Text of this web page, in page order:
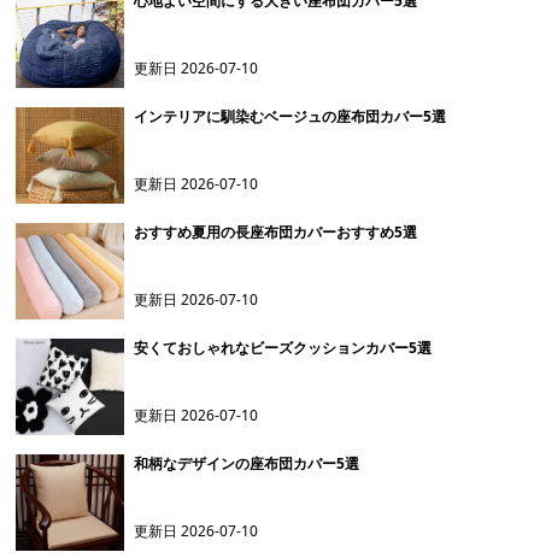
更新日2026-07-10
インテリアに馴染むベージュの座布団カバー5選
更新日2026-07-10
おすすめ夏用の長座布団カバーおすすめ5選
更新日2026-07-10
安くておしゃれなビーズクッションカバー5選
更新日2026-07-10
和柄なデザインの座布団カバー5選
更新日2026-07-10